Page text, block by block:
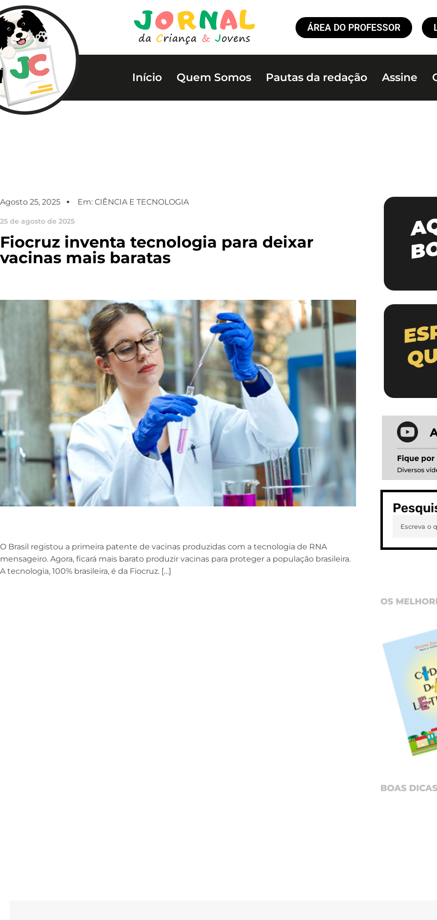
ÁREA DO PROFESSOR
Início Quem Somos Pautas da redação Assine
Agosto 25, 2025 Em: CIÊNCIA E TECNOLOGIA
25 de agosto de 2025
Fiocruz inventa tecnologia para deixar
vacinas mais baratas
O Brasil registou a primeira patente de vacinas produzidas com a tecnologia de RNA
mensageiro. Agora, ficará mais barato produzir vacinas para proteger a população brasileira.
A tecnologia, 100% brasileira, é da Fiocruz. […]